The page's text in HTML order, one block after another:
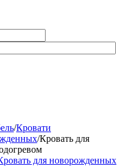
/Кровати
/Кровать для